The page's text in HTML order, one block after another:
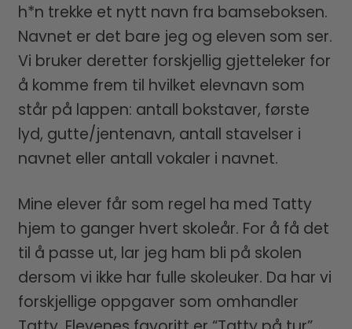
h*n trekke et nytt navn fra bamseboksen.
Navnet er det bare jeg og eleven som ser.
Vi bruker deretter forskjellig gjetteleker for
å komme frem til hvilket elevnavn som
står på lappen: antall bokstaver, første
lyd, gutte/jentenavn, antall stavelser i
navnet eller antall vokaler i navnet.
Mine elever får som regel ha med Tatty
hjem to ganger hvert skoleår. For å få det
til å passe ut, lar jeg ham bli på skolen
dersom vi ikke har fulle skoleuker. Da har vi
forskjellige oppgaver som omhandler